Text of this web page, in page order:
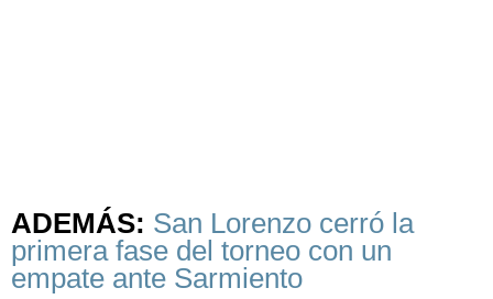
ADEMÁS: San Lorenzo cerró la
primera fase del torneo con un
empate ante Sarmiento